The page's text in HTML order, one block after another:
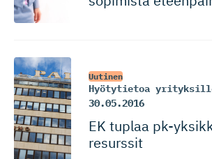
Uutinen
Hyötytietoa
30.05.2016
EK tuplaa pk-
resurssit